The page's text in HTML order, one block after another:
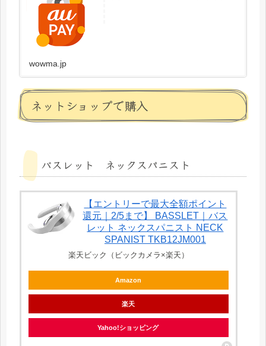
wowma.jp
ネットショップで購入
バスレット ネックスパニスト
【エントリーで最大全額ポイント
還元｜2/5まで】 BASSLET｜バス
レット ネックスパニスト NECK
SPANIST TKB12JM001
楽天ビック（ビックカメラ×楽天）
Amazon
楽天
Yahoo!ショッピング